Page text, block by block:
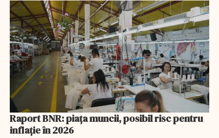
Raport BNR: piața muncii, posibil risc pentru
inflație în 2026